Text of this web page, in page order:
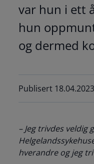
var hun i ett
hun
og dermed
Publisert
– Jeg trivdes
hverandre og jeg